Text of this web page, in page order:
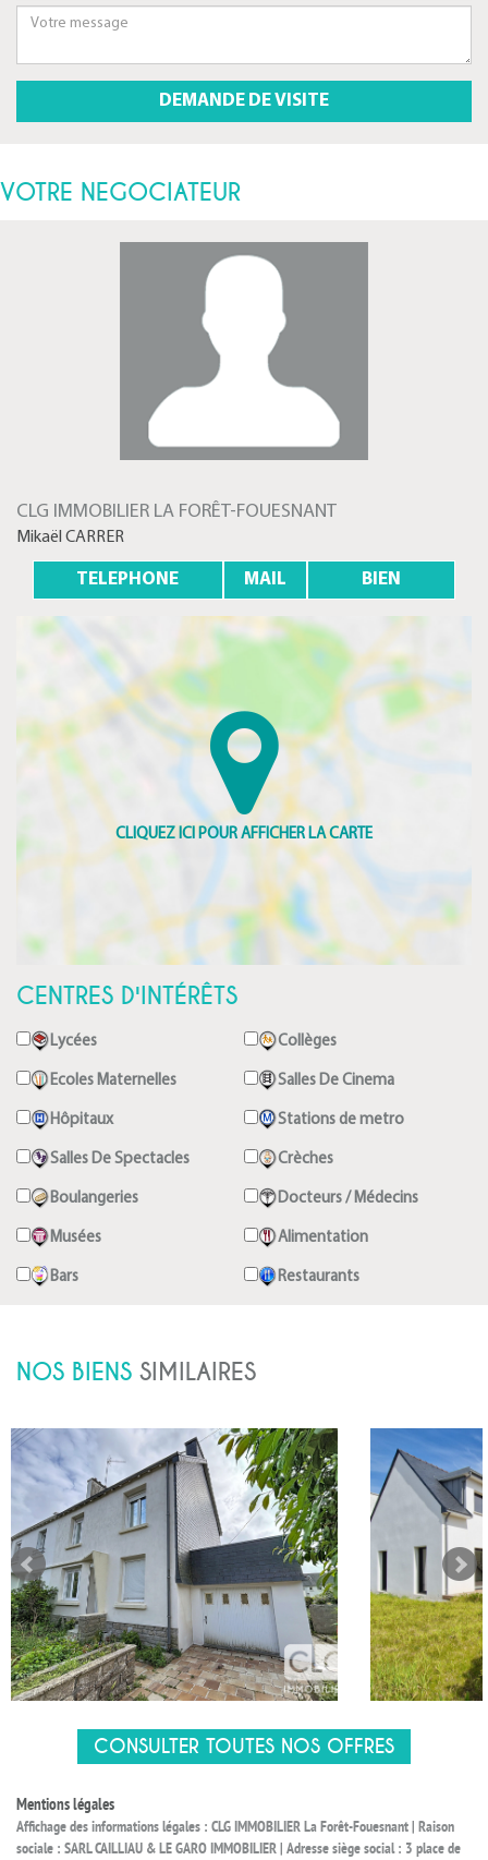
VOTRE NEGOCIATEUR
CLG IMMOBILIER LA FORÊT-FOUESNANT
Mikaël CARRER
TELEPHONE MAIL BIEN
CENTRES D'INTÉRÊTS
Lycées Collèges
Ecoles Maternelles Salles De Cinema
Hôpitaux Stations de metro
Salles De Spectacles Crèches
Boulangeries Docteurs / Médecins
Musées Alimentation
Bars Restaurants
NOS BIENS SIMILAIRES
CONSULTER TOUTES NOS OFFRES
Mentions légales
Affichage des informations légales : CLG IMMOBILIER La Forêt-Fouesnant | Raison
sociale : SARL CAILLIAU & LE GARO IMMOBILIER | Adresse siège social : 3 place de